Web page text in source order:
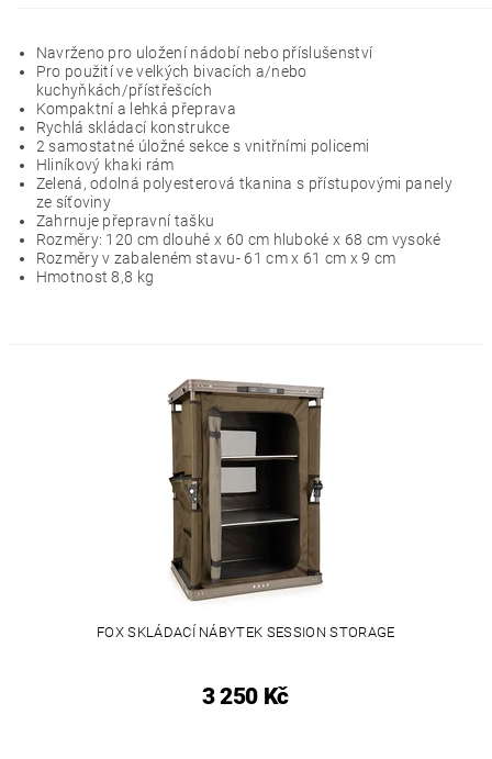
Navrženo pro uložení nádobí nebo příslušenství
Pro použití ve velkých bivacích a/nebo
kuchyňkách/přístřešcích
Kompaktní a lehká přeprava
Rychlá skládací konstrukce
2 samostatné úložné sekce s vnitřními policemi
Hliníkový khaki rám
Zelená, odolná polyesterová tkanina s přístupovými panely
ze síťoviny
Zahrnuje přepravní tašku
Rozměry: 120 cm dlouhé x 60 cm hluboké x 68 cm vysoké
Rozměry v zabaleném stavu- 61 cm x 61 cm x 9 cm
Hmotnost 8,8 kg
FOX SKLÁDACÍ NÁBYTEK SESSION STORAGE
3 250 Kč